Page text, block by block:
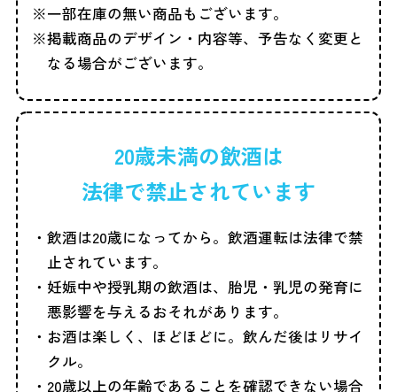
一部在庫の無い商品もございます。
掲載商品のデザイン・内容等、予告なく変更と
なる場合がございます。
20歳未満の飲酒は
法律で禁止されています
飲酒は20歳になってから。飲酒運転は法律で禁
止されています。
妊娠中や授乳期の飲酒は、胎児・乳児の発育に
悪影響を与えるおそれがあります。
お酒は楽しく、ほどほどに。飲んだ後はリサイ
クル。
20歳以上の年齢であることを確認できない場合